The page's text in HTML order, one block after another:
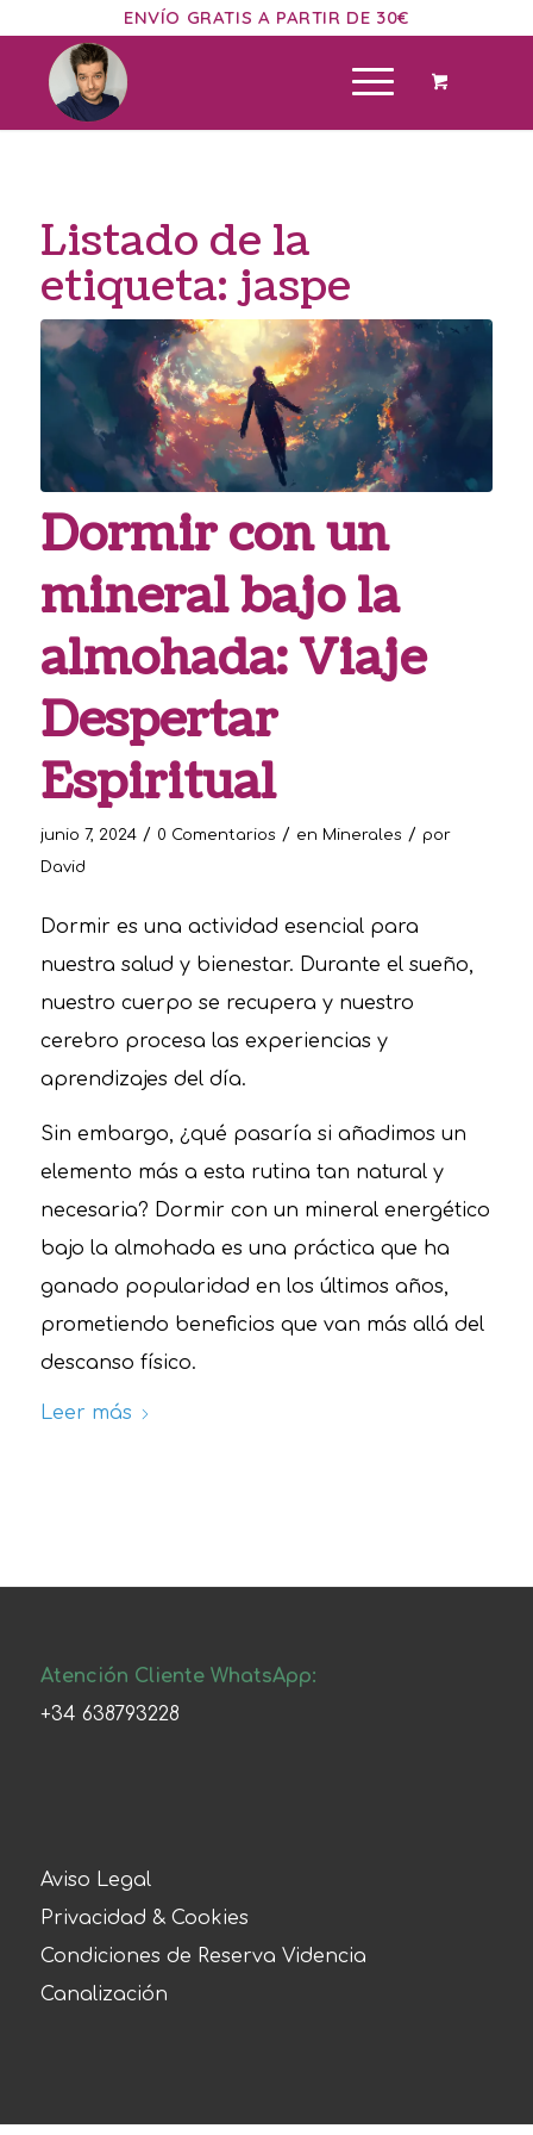
ENVÍO GRATIS A PARTIR DE 30€
Listado de la
etiqueta:jaspe
Dormir con un
mineral bajo la
almohada: Viaje
Despertar
Espiritual
junio 7, 2024 / 0 Comentarios / en Minerales / por
David
Dormir es una actividad esencial para
nuestra salud y bienestar. Durante el sueño,
nuestro cuerpo se recupera y nuestro
cerebro procesa las experiencias y
aprendizajes del día.
Sin embargo, ¿qué pasaría si añadimos un
elemento más a esta rutina tan natural y
necesaria? Dormir con un mineral energético
bajo la almohada es una práctica que ha
ganado popularidad en los últimos años,
prometiendo beneficios que van más allá del
descanso físico.
Leer más
Atención Cliente WhatsApp:
+34 638793228
Aviso Legal
Privacidad & Cookies
Condiciones de Reserva Videncia
Canalización